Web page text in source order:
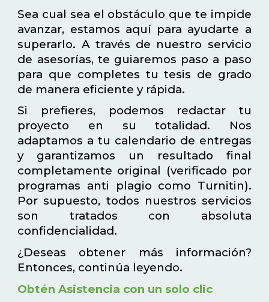
Sea cual sea el obstáculo que te impide
avanzar, estamos aquí para ayudarte a
superarlo. A través de nuestro servicio
de asesorías, te guiaremos paso a paso
para que completes tu tesis de grado
de manera eficiente y rápida.
Si prefieres, podemos redactar tu
proyecto en su totalidad. Nos
adaptamos a tu calendario de entregas
y garantizamos un resultado final
completamente original (verificado por
programas anti plagio como Turnitin).
Por supuesto, todos nuestros servicios
son tratados con absoluta
confidencialidad.
¿Deseas obtener más información?
Entonces, continúa leyendo.
Obtén Asistencia con un solo clic